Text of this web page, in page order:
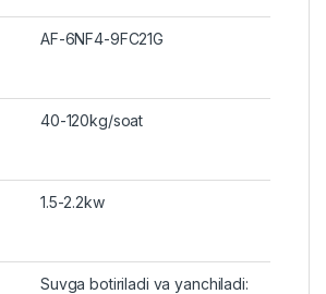
AF-6NF4-9FC21G
40-120kg/soat
1.5-2.2kw
Suvga botiriladi va yanchiladi: